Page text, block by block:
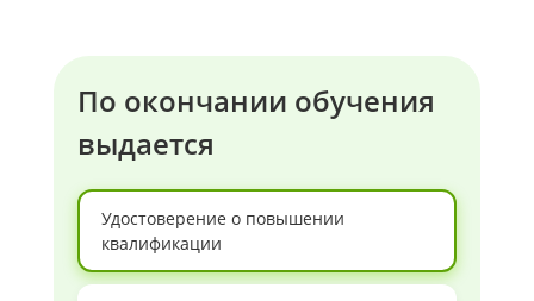
По окончании обучения
выдается
Удостоверение о повышении
квалификации